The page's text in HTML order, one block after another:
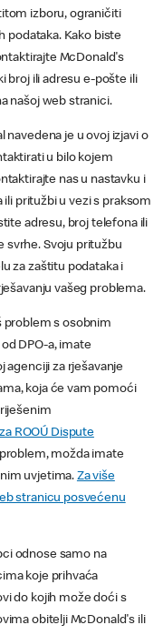
izboru, ograničiti
podataka. Kako biste
McDonald's
broj ili adresu e-pošte ili
našoj web stranici.
navedena je u ovoj izjavi o
u bilo kojem
nas u nastavku i
pritužbi u vezi s praksom
adresu, broj telefona ili
svrhe. Svoju pritužbu
za zaštitu podataka i
vašeg problema.
problem s osobnim
DPO-a, imate
agenciji za rješavanje
koja će vam pomoći
ROOÚ Dispute
možda imate
uvjetima. Za više
stranicu posvećenu
odnose samo na
koje prihvaća
do kojih može doći s
obitelji McDonald's ili